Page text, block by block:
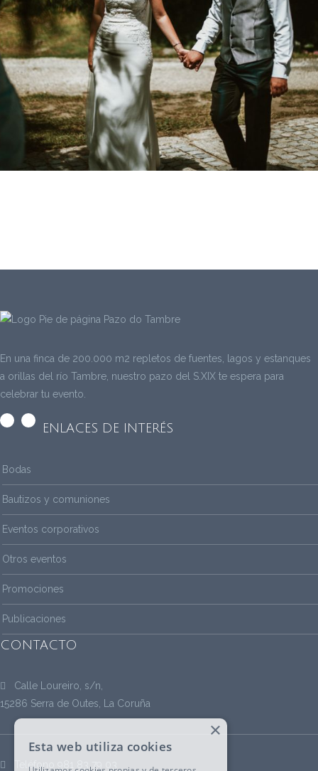
En una finca de 200.000 m2 repletos de fuentes, lagos y estanques
a orillas del río Tambre, nuestro pazo del S.XIX te espera para
celebrar tu evento.
ENLACES DE INTERÉS
Bodas
Bautizos y comuniones
Eventos corporativos
Otros eventos
Promociones
Publicaciones
CONTACTO
Calle Loureiro, s/n,
15286 Serra de Outes, La Coruña
Teléfono 981 83 79 03
×
Esta web utiliza cookies